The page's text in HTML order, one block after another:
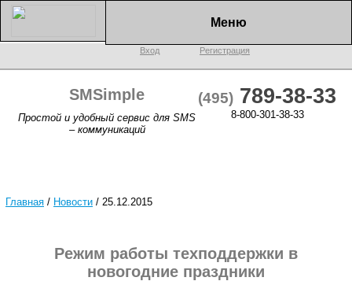
Вход Регистрация
SMSimple
Простой и удобный сервис для SMS
– коммуникаций
(495) 789-38-33
8-800-301-38-33
Меню
Главная / Новости / 25.12.2015
Режим работы техподдержки в
новогодние праздники